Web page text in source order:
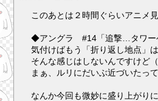
このあとは２時間ぐらいアニメ
◆アングラ #14「追撃…タワー
気付けばもう「折り返し地点」
そんな感じはしないんですけど
まぁ、ルリにだいぶ近づいたっ
なんか今回も微妙に盛り上がり